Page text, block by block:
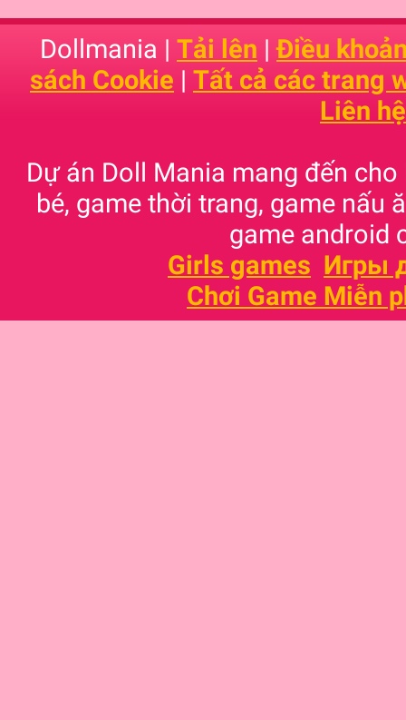
Dollmania | Tải lên |Điều
sách Cookie | Tất cả các trang
Liên
Dự án Doll Mania mang đến
bé, game thời trang, game nấu
game android
Girls games Игры
Chơi Game Miễn